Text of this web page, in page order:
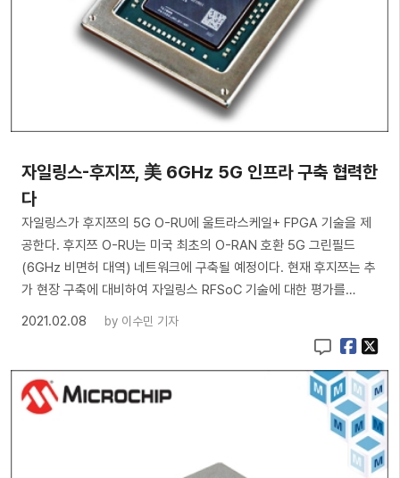
자일링스-후지쯔, 美 6GHz 5G 인프라 구축 협력한
다
자일링스가 후지쯔의 5G O-RU에 울트라스케일+ FPGA 기술을 제
공한다. 후지쯔 O-RU는 미국 최초의 O-RAN 호환 5G 그린필드
(6GHz 비면허 대역) 네트워크에 구축될 예정이다. 현재 후지쯔는 추
가 현장 구축에 대비하여 자일링스 RFSoC 기술에 대한 평가를…
2021.02.08
by 이수민 기자